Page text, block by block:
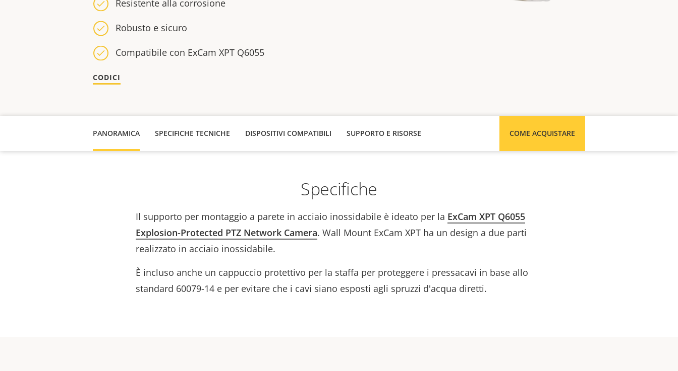
Resistente alla corrosione
Robusto e sicuro
Compatibile con ExCam XPT Q6055
CODICI
PANORAMICA SPECIFICHE TECNICHE DISPOSITIVI COMPATIBILI COME ACQUISTARE
SUPPORTO E RISORSE
Specifiche
Il supporto per montaggio a parete in acciaio inossidabile è ideato per la ExCam XPT Q6055
Explosion-Protected PTZ Network Camera. Wall Mount ExCam XPT ha un design a due parti
realizzato in acciaio inossidabile.
È incluso anche un cappuccio protettivo per la staffa per proteggere i pressacavi in base allo
standard 60079-14 e per evitare che i cavi siano esposti agli spruzzi d'acqua diretti.